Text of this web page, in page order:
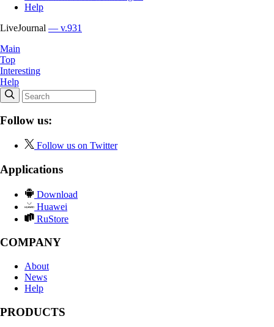
Help
LiveJournal — v.931
Main
Top
Interesting
Help
Follow us:
Follow us on Twitter
Applications
Download
Huawei
RuStore
COMPANY
About
News
Help
PRODUCTS